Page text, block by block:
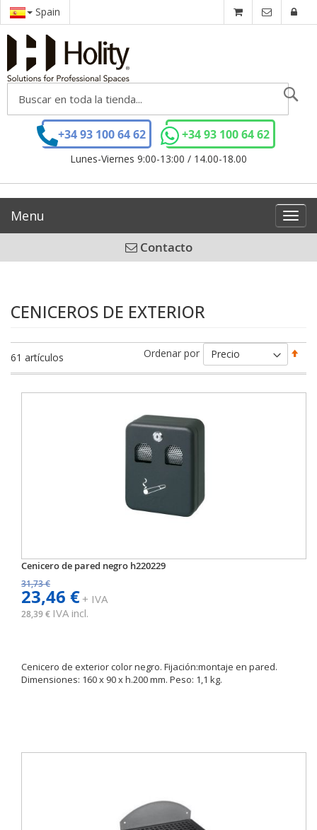
Spain
+34 93 100 64 62 +34 93 100 64 62
Lunes-Viernes 9:00-13:00 / 14.00-18.00
Menu
Contacto
CENICEROS DE EXTERIOR
61 artículos Ordenar por
Cenicero de pared negro h220229
31,73 €
23,46 €+ IVA
28,39 € IVA incl.
Cenicero de exterior color negro. Fijación:montaje en pared.
Dimensiones: 160 x 90 x h.200 mm. Peso: 1,1 kg.